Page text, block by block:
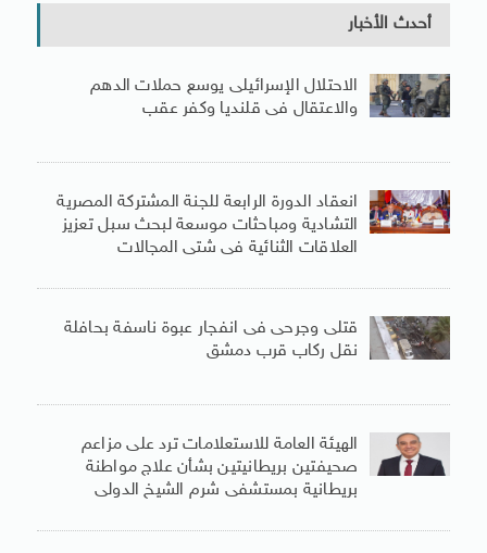
أحدث الأخبار
الاحتلال الإسرائيلى يوسع حملات الدهم
والاعتقال فى قلنديا وكفر عقب
انعقاد الدورة الرابعة للجنة المشتركة المصرية
التشادية ومباحثات موسعة لبحث سبل تعزيز
العلاقات الثنائية فى شتى المجالات
قتلى وجرحى فى انفجار عبوة ناسفة بحافلة
نقل ركاب قرب دمشق
الهيئة العامة للاستعلامات ترد على مزاعم
صحيفتين بريطانيتين بشأن علاج مواطنة
بريطانية بمستشفى شرم الشيخ الدولى